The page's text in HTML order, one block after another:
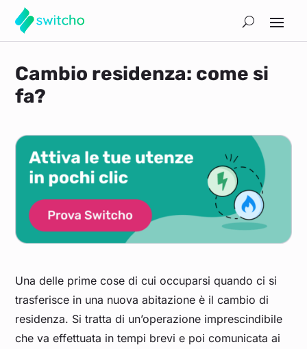
Cambio residenza: come si
fa?
Una delle prime cose di cui occuparsi quando ci si
trasferisce in una nuova abitazione è il cambio di
residenza. Si tratta di un’operazione imprescindibile
che va effettuata in tempi brevi e poi comunicata ai